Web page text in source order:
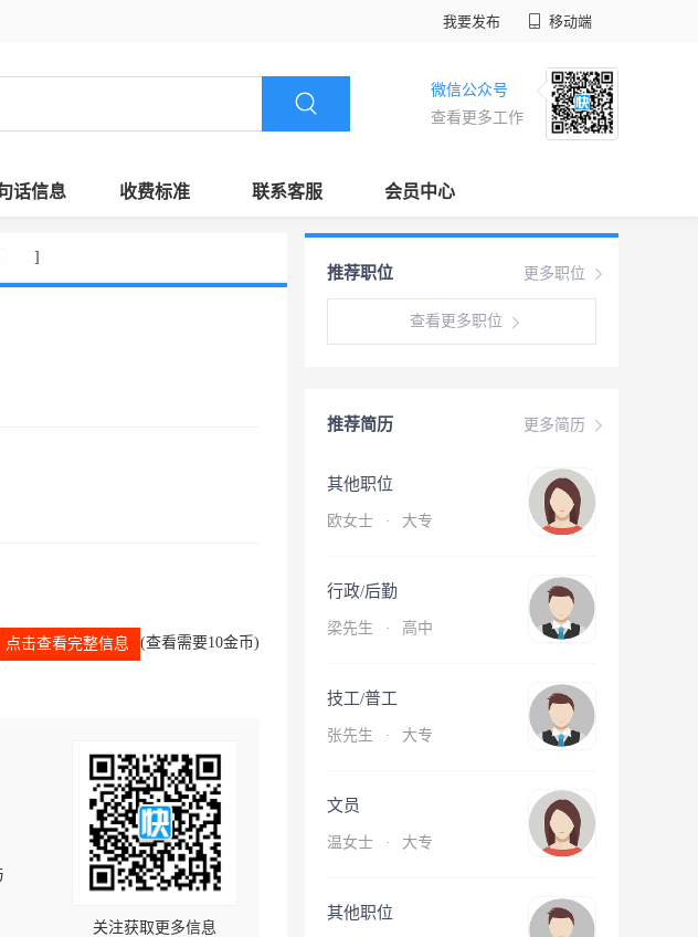
我要发布 移动端
微信公众号
查看更多工作
话信息 收费标准 联系客服 会员中心
]
点击查看完整信息 (查看需要10金币)
关注获取更多信息
更多职位
推荐职位
查看更多职位
更多简历
推荐简历
其他职位
欧女士 · 大专
行政/后勤
梁先生 · 高中
技工/普工
张先生 · 大专
文员
温女士 · 大专
其他职位